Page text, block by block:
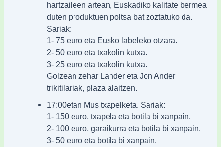
hartzaileen artean, Euskadiko kalitate bermea
duten produktuen poltsa bat zoztatuko da.
Sariak:
1- 75 euro eta Eusko labeleko otzara.
2- 50 euro eta txakolin kutxa.
3- 25 euro eta txakolin kutxa.
Goizean zehar Lander eta Jon Ander
trikitilariak, plaza alaitzen.
17:00etan Mus txapelketa. Sariak:
1- 150 euro, txapela eta botila bi xanpain.
2- 100 euro, garaikurra eta botila bi xanpain.
3- 50 euro eta botila bi xanpain.